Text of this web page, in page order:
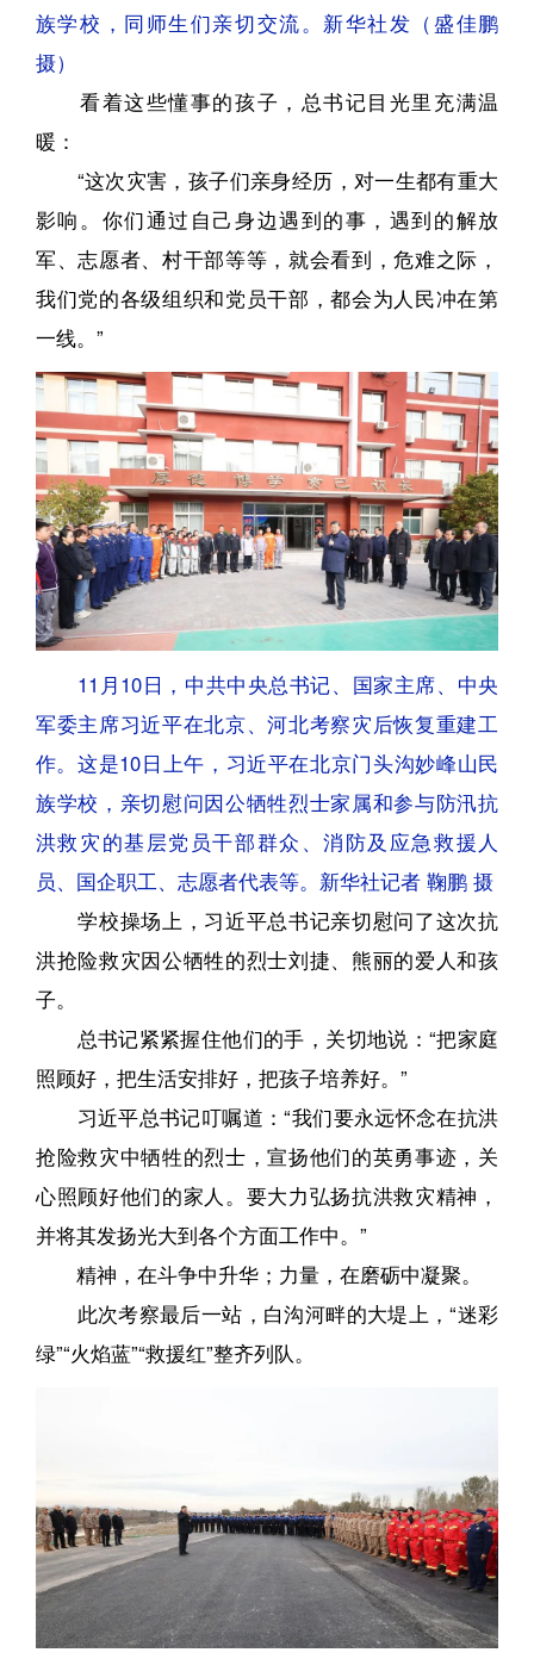
族学校，同师生们亲切交流。新华社发（盛佳鹏
摄）
看着这些懂事的孩子，总书记目光里充满温
暖：
“这次灾害，孩子们亲身经历，对一生都有重大
影响。你们通过自己身边遇到的事，遇到的解放
军、志愿者、村干部等等，就会看到，危难之际，
我们党的各级组织和党员干部，都会为人民冲在第
一线。”
11月10日，中共中央总书记、国家主席、中央
军委主席习近平在北京、河北考察灾后恢复重建工
作。这是10日上午，习近平在北京门头沟妙峰山民
族学校，亲切慰问因公牺牲烈士家属和参与防汛抗
洪救灾的基层党员干部群众、消防及应急救援人
员、国企职工、志愿者代表等。新华社记者 鞠鹏 摄
学校操场上，习近平总书记亲切慰问了这次抗
洪抢险救灾因公牺牲的烈士刘捷、熊丽的爱人和孩
子。
总书记紧紧握住他们的手，关切地说：“把家庭
照顾好，把生活安排好，把孩子培养好。”
习近平总书记叮嘱道：“我们要永远怀念在抗洪
抢险救灾中牺牲的烈士，宣扬他们的英勇事迹，关
心照顾好他们的家人。要大力弘扬抗洪救灾精神，
并将其发扬光大到各个方面工作中。”
精神，在斗争中升华；力量，在磨砺中凝聚。
此次考察最后一站，白沟河畔的大堤上，“迷彩
绿”“火焰蓝”“救援红”整齐列队。